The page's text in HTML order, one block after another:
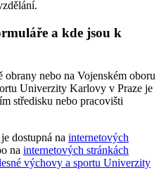
a kde jsou k
nebo na Vojenském oboru
Univerzity Karlovy v Praze je
středisku nebo pracovišti
dostupná na internetových
na internetových stránkách
výchovy a sportu Univerzity